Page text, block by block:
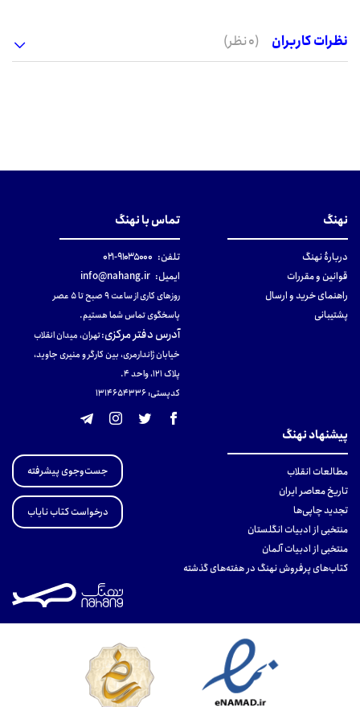
نظرات کاربران (0 نظر)
نهنگ
دربارهٔ نهنگ
قوانین و مقررات
راهنمای خرید و ارسال
پشتیبانی
تماس با نهنگ
تلفن: ۹۱۰۳۵۰۰۰-۰۲۱
ایمیل: info@nahang.ir
روزهای کاری از ساعت ۹ صبح تا ۵ عصر
پاسخگوی تماس شما هستیم.
آدرس دفتر مرکزی:تهران، میدان انقلاب
خیابان ژاندارمری، بین کارگر و منیری جاوید،
پلاک 121، واحد ۴.
کدپستی: 131465433۶
پیشنهاد نهنگ
مطالعات انقلاب
تاریخ معاصر ایران
تجدید چاپی‌ها
منتخبی از ادبیات انگلستان
منتخبی از ادبیات آلمان
کتاب‌های پرفروش نهنگ در هفته‌های گذشته
جست‌وجوی پیشرفته
درخواست کتاب نایاب